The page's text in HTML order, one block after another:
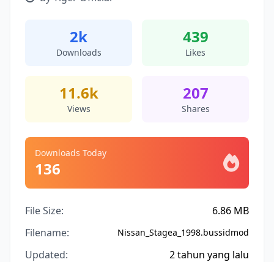
2k
Downloads
439
Likes
11.6k
Views
207
Shares
Downloads Today
136
File Size:
6.86 MB
Filename:
Nissan_Stagea_1998.bussidmod
Updated: 2 tahun yang lalu